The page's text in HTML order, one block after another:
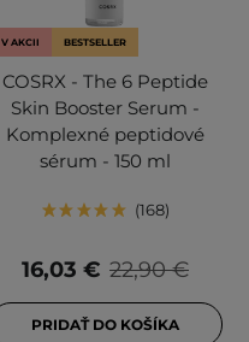
V AKCII BESTSELLER
COSRX - The 6 Peptide
Skin Booster Serum -
Komplexné peptidové
sérum - 150 ml
168
22,90 €
16,03 €
PRIDAŤ DO KOŠÍKA